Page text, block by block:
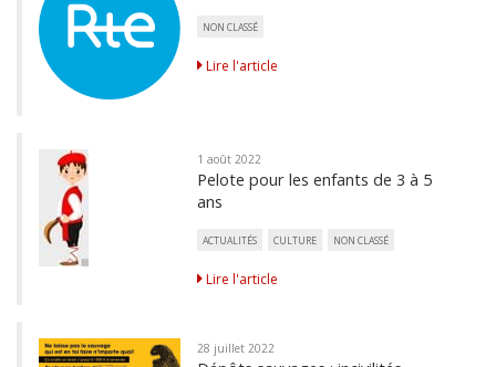
NON CLASSÉ
Lire l'article
1 août 2022
Pelote pour les enfants de 3 à 5
ans
ACTUALITÉS CULTURE NON CLASSÉ
Lire l'article
28 juillet 2022